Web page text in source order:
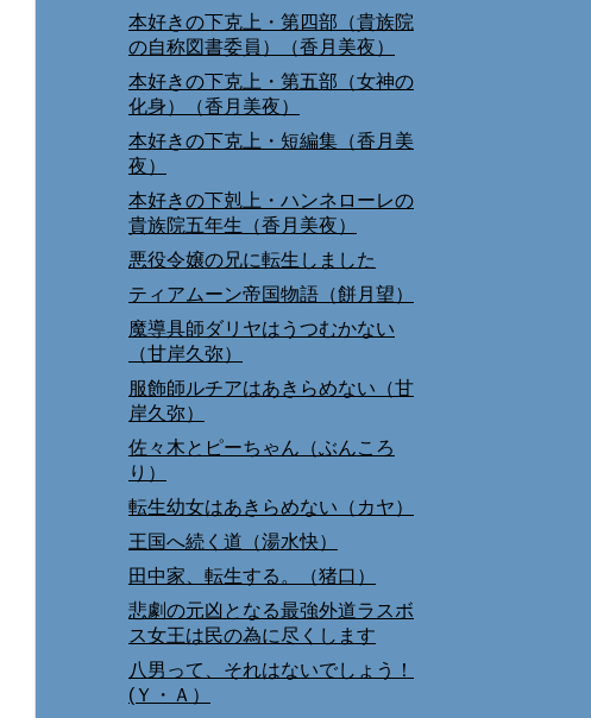
本好きの下克上・第四部（貴族院
の自称図書委員）（香月美夜）
本好きの下克上・第五部（女神の
化身）（香月美夜）
本好きの下克上・短編集（香月美
夜）
本好きの下剋上・ハンネローレの
貴族院五年生（香月美夜）
悪役令嬢の兄に転生しました
ティアムーン帝国物語（餅月望）
魔導具師ダリヤはうつむかない
（甘岸久弥）
服飾師ルチアはあきらめない（甘
岸久弥）
佐々木とピーちゃん（ぶんころ
り）
転生幼女はあきらめない（カヤ）
王国へ続く道（湯水快）
田中家、転生する。（猪口）
悲劇の元凶となる最強外道ラスボ
ス女王は民の為に尽くします
八男って、それはないでしょう！
(Ｙ・Ａ）